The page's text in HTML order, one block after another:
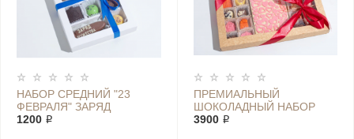
НАБОР СРЕДНИЙ "23
ФЕВРАЛЯ" ЗАРЯД
МУЖЕСТВА
1200 ₽
ПРЕМИАЛЬНЫЙ
ШОКОЛАДНЫЙ НАБОР
ДЛЯ МИЛЫХ ДАМ
3900 ₽